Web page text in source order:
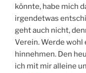
könnte, habe mich
irgendetwas
geht auch nicht,
Verein. Werde wohl
hinnehmen. Den
ich mit mir alleine